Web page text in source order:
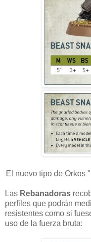
El nuevo tipo de Orkos
Las Rebanadoras
perfiles que podrán
resistentes como si
uso de la fuerza bruta: